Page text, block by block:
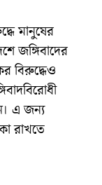
মানুষের
জঙ্গিবাদের
বিরুদ্ধেও
এ জন্য
রাখতে